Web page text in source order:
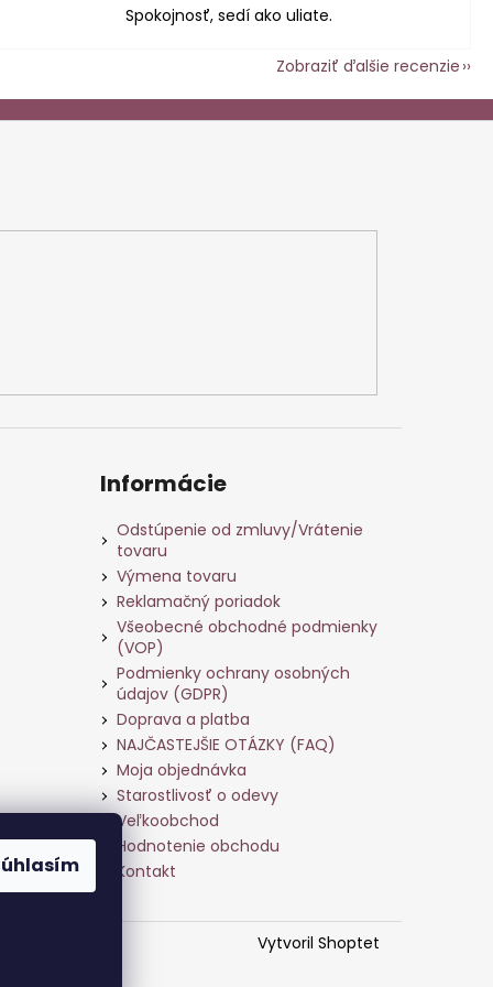
Spokojnosť, sedí ako uliate.
Zobraziť ďalšie recenzie
Informácie
Odstúpenie od zmluvy/Vrátenie
tovaru
Výmena tovaru
Reklamačný poriadok
Všeobecné obchodné podmienky
(VOP)
Podmienky ochrany osobných
údajov (GDPR)
Doprava a platba
NAJČASTEJŠIE OTÁZKY (FAQ)
Moja objednávka
Starostlivosť o odevy
Veľkoobchod
Hodnotenie obchodu
Kontakt
Vytvoril Shoptet